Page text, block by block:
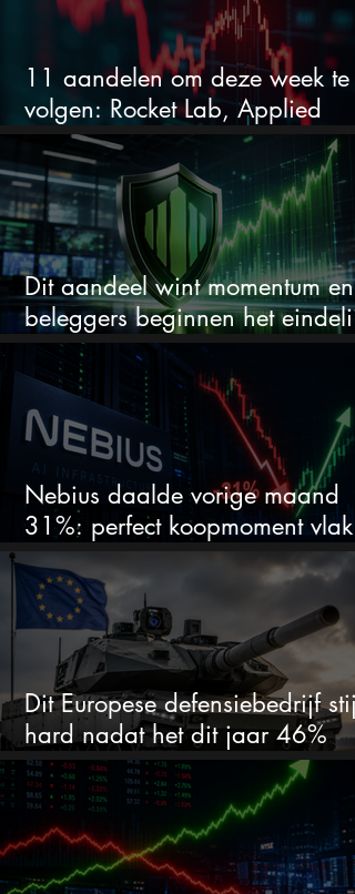
11 aandelen om deze week te
volgen: Rocket Lab, Applied
Materials en de zwaarste AI-test
Dit aandeel wint momentum en
beleggers beginnen het eindelijk
te zien
Nebius daalde vorige maand
31%: perfect koopmoment vlak
voor kwartaalcijfers?
Dit Europese defensiebedrijf
hard nadat het dit jaar 46%
daalde: mooie koopkans?